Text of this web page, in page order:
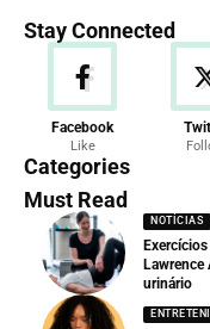
Stay Connected
Facebook
Like
Categories
Must Read
NOTÍCIAS
urinário